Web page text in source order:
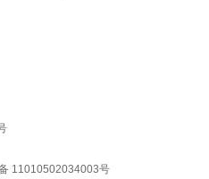
11010502034003号